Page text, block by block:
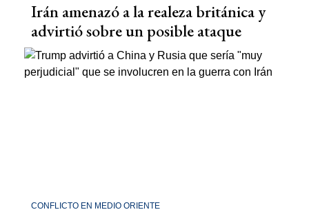
Irán amenazó a la realeza británica y
advirtió sobre un posible ataque
CONFLICTO EN MEDIO ORIENTE